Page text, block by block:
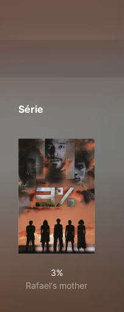
Série
3%
Rafael's mother